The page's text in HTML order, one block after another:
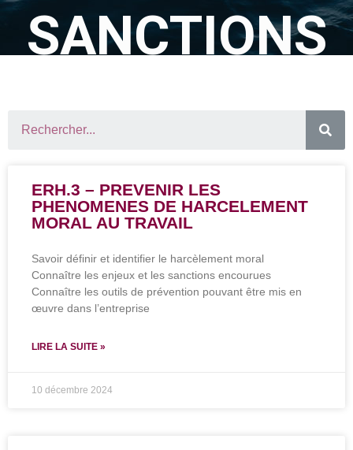
SANCTIONS
ERH.3 – PREVENIR LES
PHENOMENES DE HARCELEMENT
MORAL AU TRAVAIL
Savoir définir et identifier le harcèlement moral
Connaître les enjeux et les sanctions encourues
Connaître les outils de prévention pouvant être mis en
œuvre dans l’entreprise
LIRE LA SUITE »
10 décembre 2024